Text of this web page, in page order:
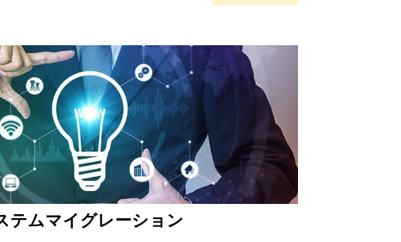
テムマイグレーション